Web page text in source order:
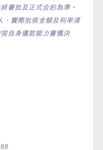
審批及正式合約為準。
，實際批核金額及利率須
自身還款能力審慎決